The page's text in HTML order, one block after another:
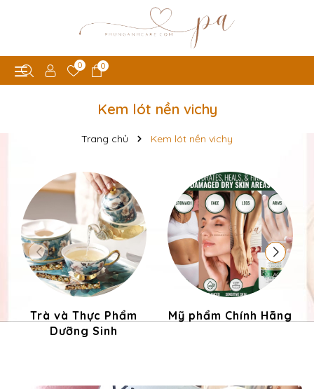
0 0
Kem lót nền vichy
Trang chủ Kem lót nền vichy
Trà và Thực Phẩm
Dưỡng Sinh
Mỹ phẩm Chính Hãng